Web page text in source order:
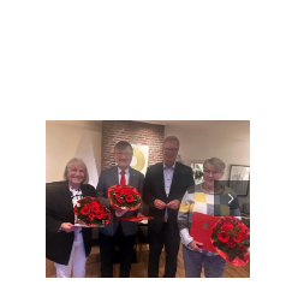
Photovoltaik,
Batterie- und
sowie
Wärmepumpe:
Stadt soll
Nutzung